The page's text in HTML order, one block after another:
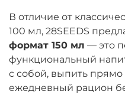
В отличие от
100 мл, 28SEEDS
формат 150 мл — это
функциональный
с собой, выпить прямо
ежедневный рацион